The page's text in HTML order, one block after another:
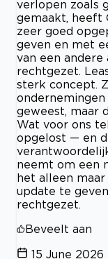
verlopen zoals
gemaakt, heeft
zeer goed
geven en met
van een
rechtgezet.
sterk concept.
geweest, maar
Wat voor ons
opgelost — en
neemt om een
het alleen
update te
rechtgezet.
Beveelt aan
15 June 2026